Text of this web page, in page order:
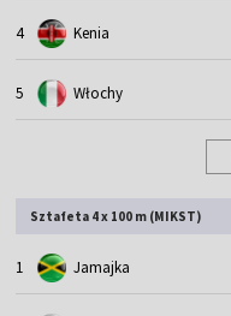
4 Kenia
5 Włochy
Sztafeta 4 x 100 m (MIKST)
1 Jamajka